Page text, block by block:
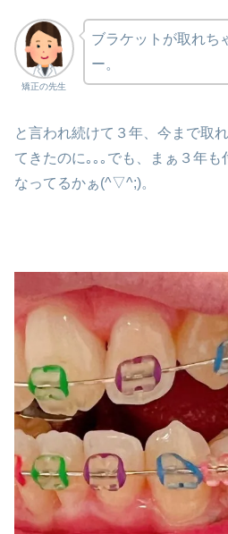
矯正の先生
ブラケットが取れち
ー。
と言われ続けて３年、今まで取
てきたのに｡｡｡でも、まぁ３年
なってるかぁ(^▽^;)。